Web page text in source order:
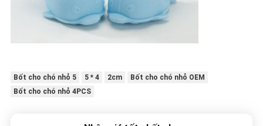
Bốt cho chó nhỏ 5 5 * 4 2cm
Bốt cho chó nhỏ OEM
Bốt cho chó nhỏ 4PCS